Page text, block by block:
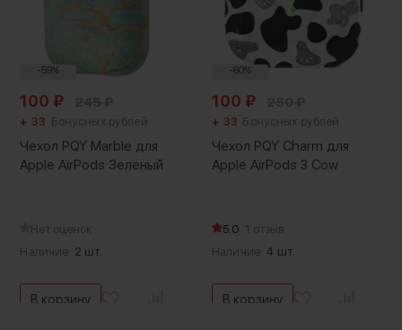
-59%
100 ₽
+ 33 Бонусных рублей
Чехол PQY Marble для
Apple AirPods Зелёный
Нет оценок
Наличие: 2 шт.
В корзину
-60%
100 ₽
+ 33 Бонусных рублей
Чехол PQY Charm для
Apple AirPods 3 Cow
5.0
1 отзыв
Наличие: 4 шт.
В корзину